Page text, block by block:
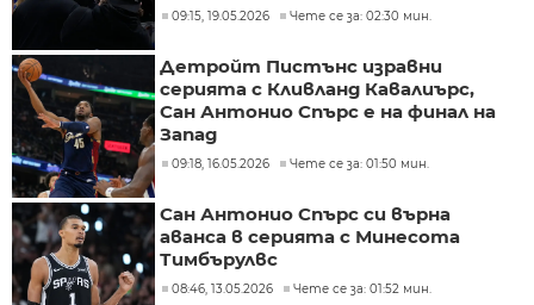
09:15, 19.05.2026 Чете се за: 02:30 мин.
Детройт Пистънс изравни
серията с Кливланд Кавалиърс,
Сан Антонио Спърс е на финал на
Запад
09:18, 16.05.2026 Чете се за: 01:50 мин.
Сан Антонио Спърс си върна
аванса в серията с Минесота
Тимбърулвс
08:46, 13.05.2026 Чете се за: 01:52 мин.